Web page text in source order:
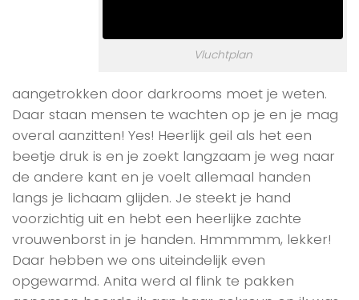
Vluchtplan
aangetrokken door darkrooms moet je weten.
Daar staan mensen te wachten op je en je mag
overal aanzitten! Yes! Heerlijk geil als het een
beetje druk is en je zoekt langzaam je weg naar
de andere kant en je voelt allemaal handen
langs je lichaam glijden. Je steekt je hand
voorzichtig uit en hebt een heerlijke zachte
vrouwenborst in je handen. Hmmmmm, lekker!
Daar hebben we ons uiteindelijk even
opgewarmd. Anita werd al flink te pakken